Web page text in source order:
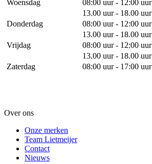
Woensdag
08:00 uur - 12:00 uur
13.00 uur - 18.00 uur
Donderdag
08:00 uur - 12:00 uur
13.00 uur - 18.00 uur
Vrijdag
08:00 uur - 12:00 uur
13.00 uur - 18.00 uur
Zaterdag
08:00 uur - 17:00 uur
Over ons
Onze merken
Team Lietmeijer
Contact
Nieuws